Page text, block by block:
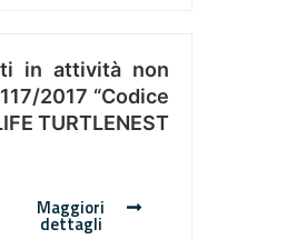
in attività non
2017 “Codice
TURTLENEST
Maggiori
dettagli